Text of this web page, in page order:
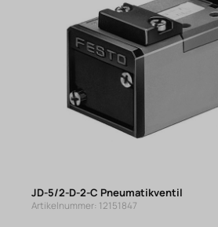
JD-5/2-D-2-C Pneumatikventil
Artikelnummer: 12151847